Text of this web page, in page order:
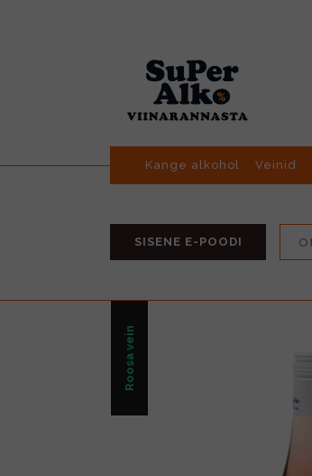
Kange alkohol Veinid
SISENE E-POODI
Roosa vein